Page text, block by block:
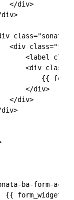
</div>
div>
class="sonata-
<div
<label
<div
{{
</div>
</div>
div>
ba-form-